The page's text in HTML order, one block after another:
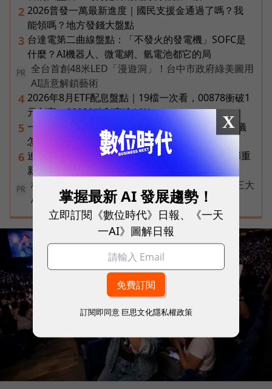
2 2026普發一萬最新進度｜國民支援金通過了嗎？我
能領嗎？地方發錢大盤點
3 台達電第二曲線盤點：「不發火的發電機」SOFC是
什麼？AI機器人、微電網、氫電池都它的局
PR
全台首創48米LED「漫遊洞」！台中市政府綠美圖用
AI語意解鎖藝術
4 2026年8月ETF配息盤點｜19檔一次看，00878衝破1
元創高、00929殖利率逾16%
5 一張遺照「開口」說話，中間有8道關卡！翊嘉禮儀
怎麼做出AI告別式，讓逝者最後道別？
6 連黃仁勳都叫年輕人當水電工！程世嘉：智慧通膨重
新定義「有價值的人」到底什麼樣子？
PR
核保快六成、理賠判讀再加速！富邦人壽如何用三大
AI助理重塑保險服務？
X
掌握最新 AI 發展趨勢！
立即訂閱《數位時代》日報、《一天
一AI》圖解日報
訂閱即同意 巨思文化隱私權政策